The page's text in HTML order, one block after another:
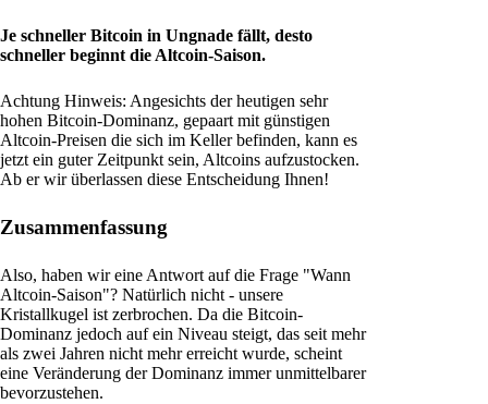
Je schneller Bitcoin in Ungnade fällt, desto
schneller beginnt die Altcoin-Saison.
Achtung Hinweis: Angesichts der heutigen sehr
hohen Bitcoin-Dominanz, gepaart mit günstigen
Altcoin-Preisen die sich im Keller befinden, kann es
jetzt ein guter Zeitpunkt sein, Altcoins aufzustocken.
Ab er wir überlassen diese Entscheidung Ihnen!
Zusammenfassung
Also, haben wir eine Antwort auf die Frage "Wann
Altcoin-Saison"? Natürlich nicht - unsere
Kristallkugel ist zerbrochen. Da die Bitcoin-
Dominanz jedoch auf ein Niveau steigt, das seit mehr
als zwei Jahren nicht mehr erreicht wurde, scheint
eine Veränderung der Dominanz immer unmittelbarer
bevorzustehen.